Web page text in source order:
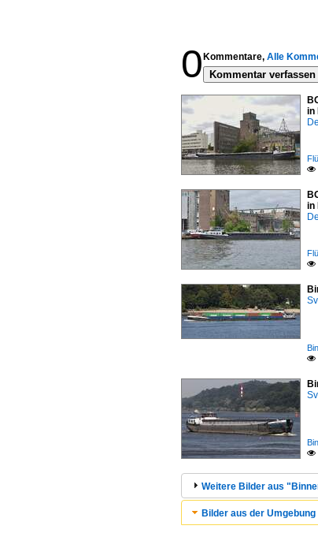
0 Kommentare, Alle
Kommentar verfassen
in

in



Weitere Bilder aus
Bilder aus der Umgebung